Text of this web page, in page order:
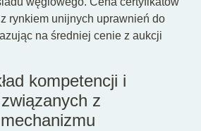
rynkiem unijnych uprawnień do
na średniej cenie z aukcji
kompetencji i
z